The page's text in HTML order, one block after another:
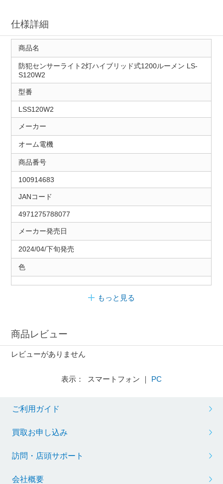
仕様詳細
商品名
防犯センサーライト2灯ハイブリッド式1200ルーメン LS-
S120W2
型番
LSS120W2
メーカー
オーム電機
商品番号
100914683
JANコード
4971275788077
メーカー発売日
2024/04/下旬発売
色
もっと見る
商品レビュー
レビューがありません
表示： スマートフォン ｜ PC
ご利用ガイド
買取お申し込み
訪問・店頭サポート
会社概要